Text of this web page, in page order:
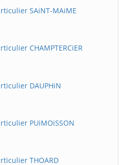
SAiNT-MAiME
CHAMPTERCiER
DAUPHiN
PUiMOiSSON
THOARD